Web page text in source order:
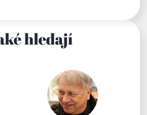
hledají